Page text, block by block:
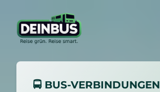
🚍 BUS-VERBINDUNGEN